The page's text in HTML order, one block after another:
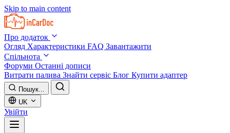
Skip to main content
Про додаток
Огляд Характеристики FAQ Завантажити
Спільнота
Форуми Останні дописи
Витрати палива Знайти сервіс Блог Купити адаптер
Пошук...
UK
Увійти